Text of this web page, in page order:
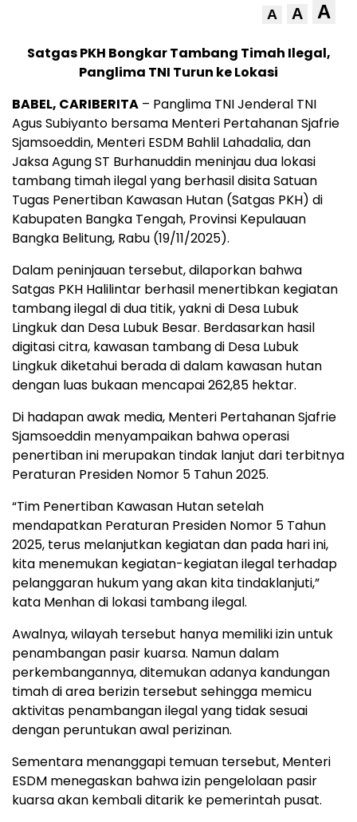
A A A
Satgas PKH Bongkar Tambang Timah Ilegal,
Panglima TNI Turun ke Lokasi
BABEL, CARIBERITA – Panglima TNI Jenderal TNI
Agus Subiyanto bersama Menteri Pertahanan Sjafrie
Sjamsoeddin, Menteri ESDM Bahlil Lahadalia, dan
Jaksa Agung ST Burhanuddin meninjau dua lokasi
tambang timah ilegal yang berhasil disita Satuan
Tugas Penertiban Kawasan Hutan (Satgas PKH) di
Kabupaten Bangka Tengah, Provinsi Kepulauan
Bangka Belitung, Rabu (19/11/2025).
Dalam peninjauan tersebut, dilaporkan bahwa
Satgas PKH Halilintar berhasil menertibkan kegiatan
tambang ilegal di dua titik, yakni di Desa Lubuk
Lingkuk dan Desa Lubuk Besar. Berdasarkan hasil
digitasi citra, kawasan tambang di Desa Lubuk
Lingkuk diketahui berada di dalam kawasan hutan
dengan luas bukaan mencapai 262,85 hektar.
Di hadapan awak media, Menteri Pertahanan Sjafrie
Sjamsoeddin menyampaikan bahwa operasi
penertiban ini merupakan tindak lanjut dari terbitnya
Peraturan Presiden Nomor 5 Tahun 2025.
“Tim Penertiban Kawasan Hutan setelah
mendapatkan Peraturan Presiden Nomor 5 Tahun
2025, terus melanjutkan kegiatan dan pada hari ini,
kita menemukan kegiatan-kegiatan ilegal terhadap
pelanggaran hukum yang akan kita tindaklanjuti,”
kata Menhan di lokasi tambang ilegal.
Awalnya, wilayah tersebut hanya memiliki izin untuk
penambangan pasir kuarsa. Namun dalam
perkembangannya, ditemukan adanya kandungan
timah di area berizin tersebut sehingga memicu
aktivitas penambangan ilegal yang tidak sesuai
dengan peruntukan awal perizinan.
Sementara menanggapi temuan tersebut, Menteri
ESDM menegaskan bahwa izin pengelolaan pasir
kuarsa akan kembali ditarik ke pemerintah pusat.